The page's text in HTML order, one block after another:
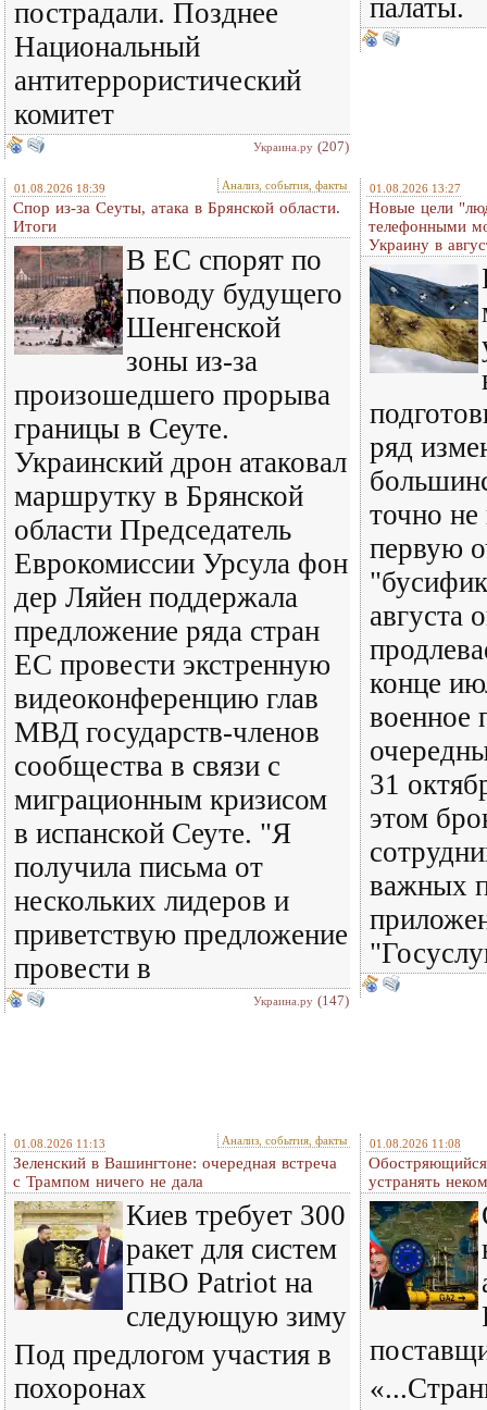
пострадали. Позднее
Национальный
антитеррористический
комитет
Украина.ру (207)
палаты.
01.08.2026 18:39 Анализ, события, факты
Спор из-за Сеуты, атака в Брянской области.
Итоги
В ЕС спорят по
поводу будущего
Шенгенской
зоны из-за
произошедшего прорыва
границы в Сеуте.
Украинский дрон атаковал
маршрутку в Брянской
области Председатель
Еврокомиссии Урсула фон
дер Ляйен поддержала
предложение ряда стран
ЕС провести экстренную
видеоконференцию глав
МВД государств-членов
сообщества в связи с
миграционным кризисом
в испанской Сеуте. "Я
получила письма от
нескольких лидеров и
приветствую предложение
провести в
Украина.ру (147)
01.08.2026 13:27
Новые цели
телефонными
Украину в
ряд
точно не
первую
августа
конце
военное
31
этом
важных
01.08.2026 11:13 Анализ, события, факты
Зеленский в Вашингтоне: очередная встреча
c Трампом ничего не дала
Киев требует 300
ракет для систем
ПВО Patriot на
следующую зиму
Под предлогом участия в
похоронах
01.08.2026 11:08
устранять